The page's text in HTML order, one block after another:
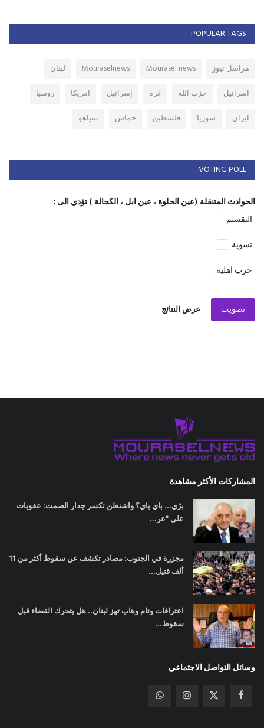
POPULAR TAGS
مراسل نيوز Mourasel news
Mouraselnews
لبنان
اسرائيل
حزب الله غزة إسرائيل امريكا
روسيا
ايران
سوريا فلسطين حماس نتنياهو
VOTING POLL
الحوادث المتنقلة (عين الحلوة ، عين ابل ، الكحالة ) تؤدي الى :
التقسيم
تسوية
حرب اهلية
تصويت عرض النتائج
المشاركات الأكثر مشاهدة
برّي... باي باي؟ واشنطن تكسر جدار الصمت: عقوبات
على "عر...
مجزرة في الجنوب: مصادر تكشف عن سقوط أكثر من 11
ألف قتيل...
اعترافات وئام وهاب تهز لبنان.. هل يتحرك القضاء قبل
سقوط...
وسائل التواصل الاجتماعي